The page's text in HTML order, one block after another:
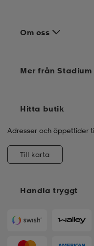
Om oss
Handla tryggt
Mer från Stadium
Hitta butik
Adresser och öppettider
Till karta